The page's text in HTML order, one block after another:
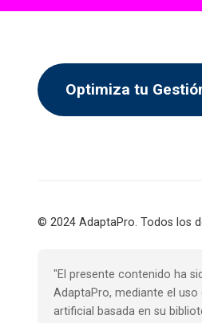
Optimiza tu
© 2024 AdaptaPro. Todos los
"El presente contenido ha
AdaptaPro, mediante el uso
artificial basada en su